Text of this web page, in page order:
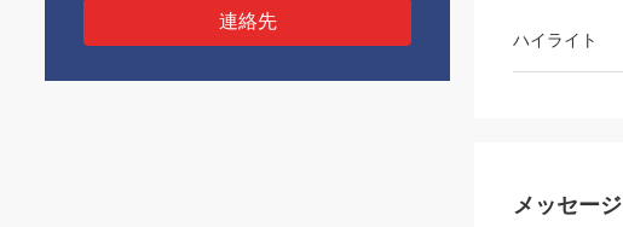
連絡先
ハイライト
メッセージ